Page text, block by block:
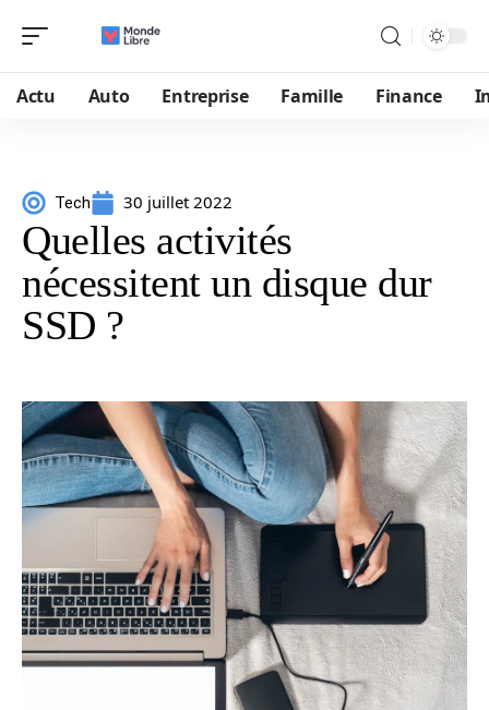
Actu Auto Entreprise Famille Finance
Tech 30 juillet 2022
Quelles activités
nécessitent un disque dur
SSD ?